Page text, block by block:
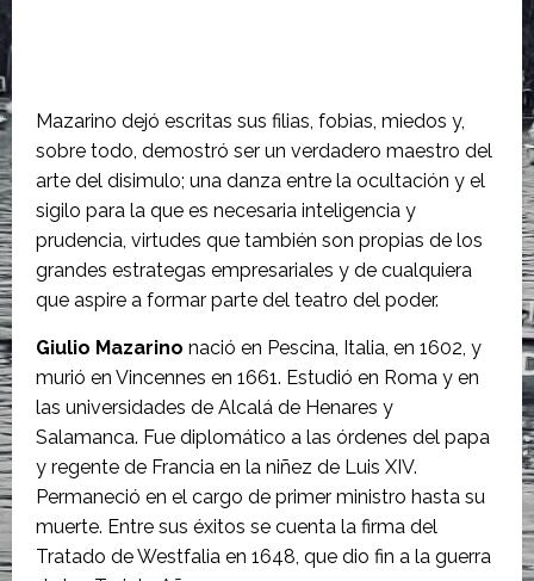
Mazarino dejó escritas sus filias, fobias, miedos y,
sobre todo, demostró ser un verdadero maestro del
arte del disimulo; una danza entre la ocultación y el
sigilo para la que es necesaria inteligencia y
prudencia, virtudes que también son propias de los
grandes estrategas empresariales y de cualquiera
que aspire a formar parte del teatro del poder.
Giulio Mazarino nació en Pescina, Italia, en 1602, y
murió en Vincennes en 1661. Estudió en Roma y en
las universidades de Alcalá de Henares y
Salamanca. Fue diplomático a las órdenes del papa
y regente de Francia en la niñez de Luis XIV.
Permaneció en el cargo de primer ministro hasta su
muerte. Entre sus éxitos se cuenta la firma del
Tratado de Westfalia en 1648, que dio fin a la guerra